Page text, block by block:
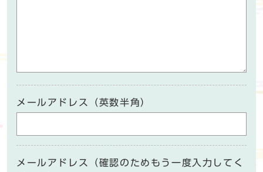
メールアドレス（英数半角）
メールアドレス（確認のためもう一度入力してく